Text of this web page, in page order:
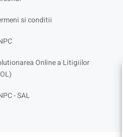
si conditii
Online a Litigiilor
- SAL